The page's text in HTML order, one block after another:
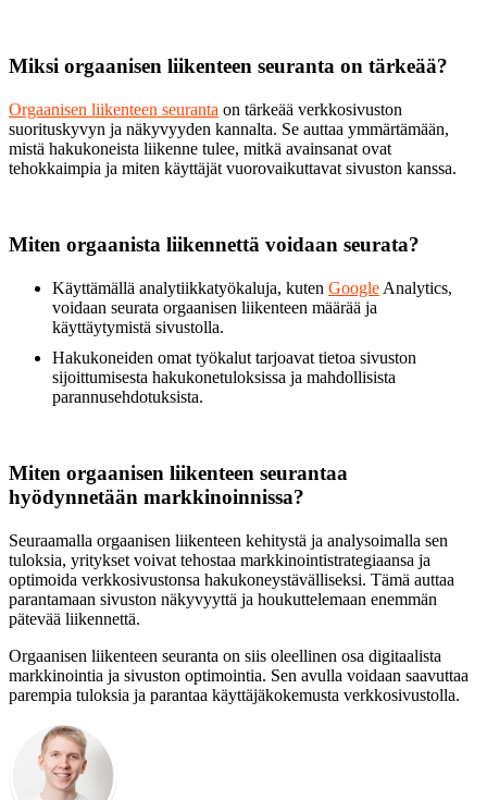
Miksi orgaanisen liikenteen seuranta on tärkeää?
Orgaanisen liikenteen seuranta on tärkeää verkkosivuston
suorituskyvyn ja näkyvyyden kannalta. Se auttaa ymmärtämään,
mistä hakukoneista liikenne tulee, mitkä avainsanat ovat
tehokkaimpia ja miten käyttäjät vuorovaikuttavat sivuston kanssa.
Miten orgaanista liikennettä voidaan seurata?
Käyttämällä analytiikkatyökaluja, kuten Google Analytics,
voidaan seurata orgaanisen liikenteen määrää ja
käyttäytymistä sivustolla.
Hakukoneiden omat työkalut tarjoavat tietoa sivuston
sijoittumisesta hakukonetuloksissa ja mahdollisista
parannusehdotuksista.
Miten orgaanisen liikenteen seurantaa
hyödynnetään markkinoinnissa?
Seuraamalla orgaanisen liikenteen kehitystä ja analysoimalla sen
tuloksia, yritykset voivat tehostaa markkinointistrategiaansa ja
optimoida verkkosivustonsa hakukoneystävälliseksi. Tämä auttaa
parantamaan sivuston näkyvyyttä ja houkuttelemaan enemmän
pätevää liikennettä.
Orgaanisen liikenteen seuranta on siis oleellinen osa digitaalista
markkinointia ja sivuston optimointia. Sen avulla voidaan saavuttaa
parempia tuloksia ja parantaa käyttäjäkokemusta verkkosivustolla.